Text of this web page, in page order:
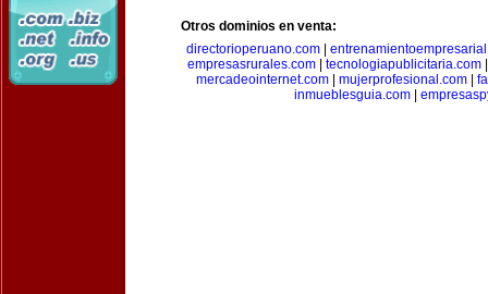
Otros dominios en venta:
directorioperuano.com|
empresasrurales.com| tecnologiapublicitaria.com
mercadeointernet.com
mujerprofesional.com
inmueblesguia.com